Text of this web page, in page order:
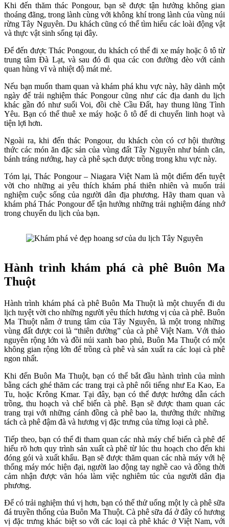
Khi đến thăm thác Pongour, bạn sẽ được tận hưởng không gian
thoáng đãng, trong lành cùng với không khí trong lành của vùng núi
rừng Tây Nguyên. Du khách cũng có thể tìm hiểu các loài động vật
và thực vật sinh sống tại đây.
Để đến được Thác Pongour, du khách có thể đi xe máy hoặc ô tô từ
trung tâm Đà Lạt, và sau đó đi qua các con đường đèo với cảnh
quan hùng vĩ và nhiệt độ mát mẻ.
Nếu bạn muốn tham quan và khám phá khu vực này, hãy dành một
ngày để trải nghiệm thác Pongour cũng như các địa danh du lịch
khác gần đó như suối Voi, đồi chè Cầu Đất, hay thung lũng Tình
Yêu. Bạn có thể thuê xe máy hoặc ô tô để di chuyển linh hoạt và
tiện lợi hơn.
Ngoài ra, khi đến thác Pongour, du khách còn có cơ hội thưởng
thức các món ăn đặc sản của vùng đất Tây Nguyên như bánh căn,
bánh tráng nướng, hay cà phê sạch được trồng trong khu vực này.
Tóm lại, Thác Pongour – Niagara Việt Nam là một điểm đến tuyệt
vời cho những ai yêu thích khám phá thiên nhiên và muốn trải
nghiệm cuộc sống của người dân địa phương. Hãy tham quan và
khám phá Thác Pongour để tận hưởng những trải nghiệm đáng nhớ
trong chuyến du lịch của bạn.
Hành trình khám phá cà phê Buôn Ma
Thuột
Hành trình khám phá cà phê Buôn Ma Thuột là một chuyến đi du
lịch tuyệt vời cho những người yêu thích hương vị của cà phê. Buôn
Ma Thuột nằm ở trung tâm của Tây Nguyên, là một trong những
vùng đất được coi là “thiên đường” của cà phê Việt Nam. Với thảo
nguyên rộng lớn và đồi núi xanh bao phủ, Buôn Ma Thuột có một
không gian rộng lớn để trồng cà phê và sản xuất ra các loại cà phê
ngon nhất.
Khi đến Buôn Ma Thuột, bạn có thể bắt đầu hành trình của mình
bằng cách ghé thăm các trang trại cà phê nổi tiếng như Ea Kao, Ea
Tu, hoặc Krông Kmar. Tại đây, bạn có thể được hướng dẫn cách
trồng, thu hoạch và chế biến cà phê. Bạn sẽ được tham quan các
trang trại với những cánh đồng cà phê bao la, thưởng thức những
tách cà phê đậm đà và hương vị đặc trưng của từng loại cà phê.
Tiếp theo, bạn có thể đi tham quan các nhà máy chế biến cà phê để
hiểu rõ hơn quy trình sản xuất cà phê từ lúc thu hoạch cho đến khi
đóng gói và xuất khẩu. Bạn sẽ được thăm quan các nhà máy với hệ
thống máy móc hiện đại, người lao động tay nghề cao và đồng thời
cảm nhận được văn hóa làm việc nghiêm túc của người dân địa
phương.
Để có trải nghiệm thú vị hơn, bạn có thể thử uống một ly cà phê sữa
đá truyền thống của Buôn Ma Thuột. Cà phê sữa đá ở đây có hương
vị đặc trưng khác biệt so với các loại cà phê khác ở Việt Nam, với